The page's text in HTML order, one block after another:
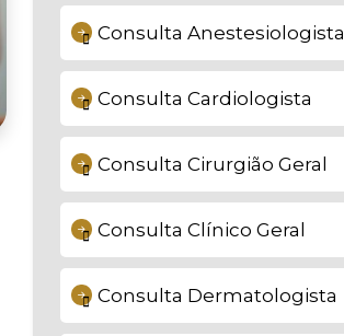
Consulta Anestesiologista
Consulta Cardiologista
Consulta Cirurgião Geral
Consulta Clínico Geral
Consulta Dermatologista